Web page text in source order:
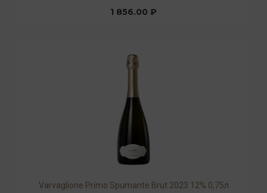
1 856.00 ₽
Varvaglione Primo Spumante Brut 2023 12% 0,75л